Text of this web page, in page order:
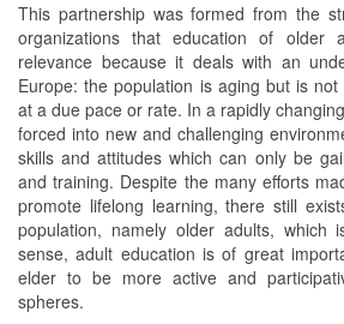
This partnership was formed from the
organizations that education of older
relevance because it deals with an
Europe: the population is aging but is
at a due pace or rate. In a rapidly
forced into new and challenging
skills and attitudes which can only be
and training. Despite the many efforts
promote lifelong learning, there still
population, namely older adults, which
sense, adult education is of great
elder to be more active and
spheres.